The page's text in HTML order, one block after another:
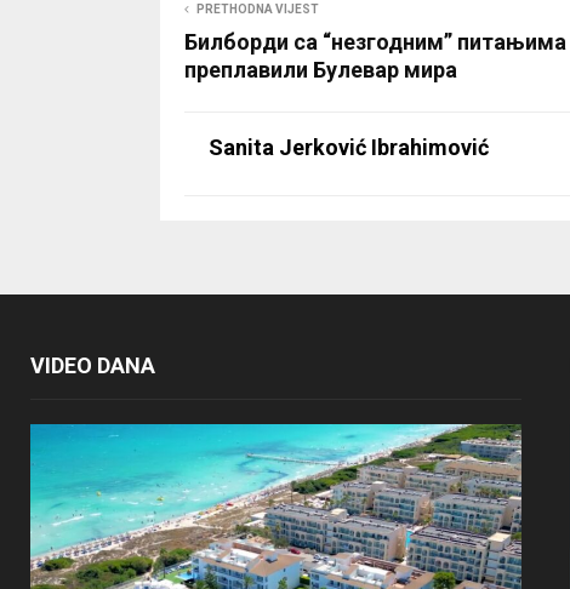
PRETHODNA VIJEST
Билборди са “незгодним” питањима
преплавили Булевар мира
Sanita Jerković Ibrahimović
VIDEO DANA